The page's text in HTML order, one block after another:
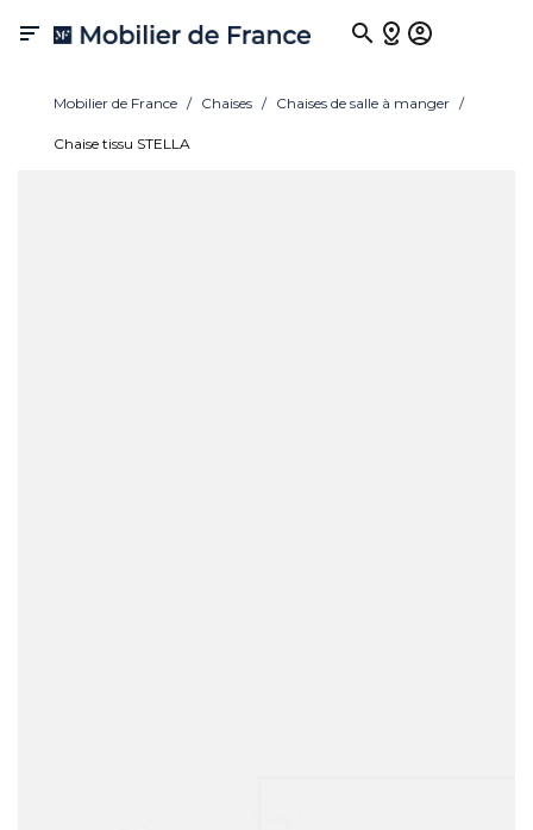

Mobilier de France Chaises Chaises de salle à manger
Chaise tissu STELLA